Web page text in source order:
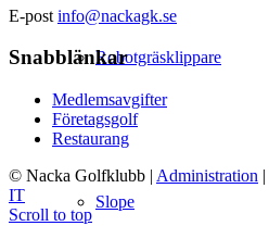
Robotgräsklippare
Slope
E-post info@nackagk.se
Snabblänkar
Medlemsavgifter
Företagsgolf
Restaurang
© Nacka Golfklubb | Administration |
IT
Scroll to top